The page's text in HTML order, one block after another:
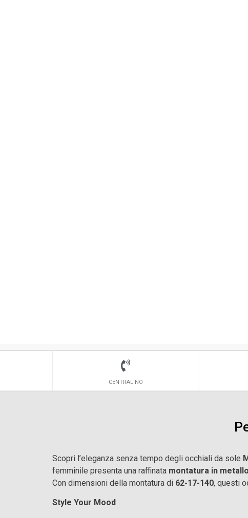
CENTRALINO
Scopri l’eleganza senza tempo degli occhiali da sole
femminile presenta una raffinata montatura in metallo
Con dimensioni della montatura di 62-17-140, questi
Style Your Mood